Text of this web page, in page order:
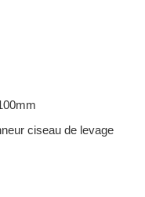
ciseau de levage